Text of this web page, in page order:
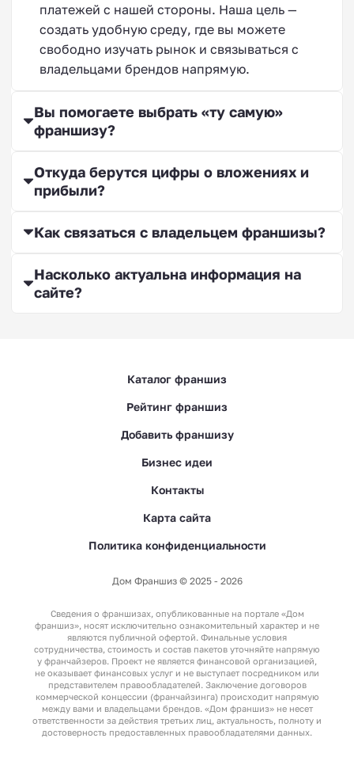
Франшизы фуд-траков
компаний
Франшизы эконом
окупаемостью
Франшизы донера
платежей с нашей стороны. Наша цель —
создать удобную среду, где вы можете
свободно изучать рынок и связываться с
владельцами брендов напрямую.
Вы помогаете выбрать «ту самую»
франшизу?
Откуда берутся цифры о вложениях и
прибыли?
Как связаться с владельцем франшизы?
Насколько актуальна информация на
сайте?
Каталог франшиз
Рейтинг франшиз
Добавить франшизу
Бизнес идеи
Контакты
Карта сайта
Политика конфиденциальности
Дом Франшиз © 2025 - 2026